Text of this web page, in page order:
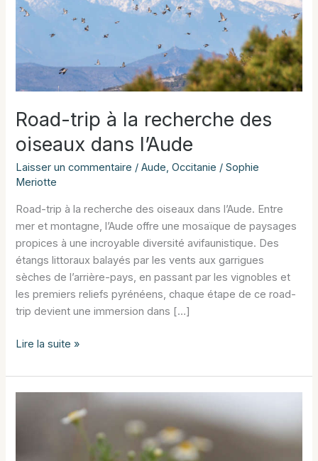
Road-trip à la recherche des
oiseaux dans l’Aude
Laisser un commentaire /Aude,Occitanie /Sophie
Meriotte
Road-trip à la recherche des oiseaux dans l’Aude. Entre
mer et montagne, l’Aude offre une mosaïque de paysages
propices à une incroyable diversité avifaunistique. Des
étangs littoraux balayés par les vents aux garrigues
sèches de l’arrière-pays, en passant par les vignobles et
les premiers reliefs pyrénéens, chaque étape de ce road-
trip devient une immersion dans […]
Road-
à
la
Lire la suite »